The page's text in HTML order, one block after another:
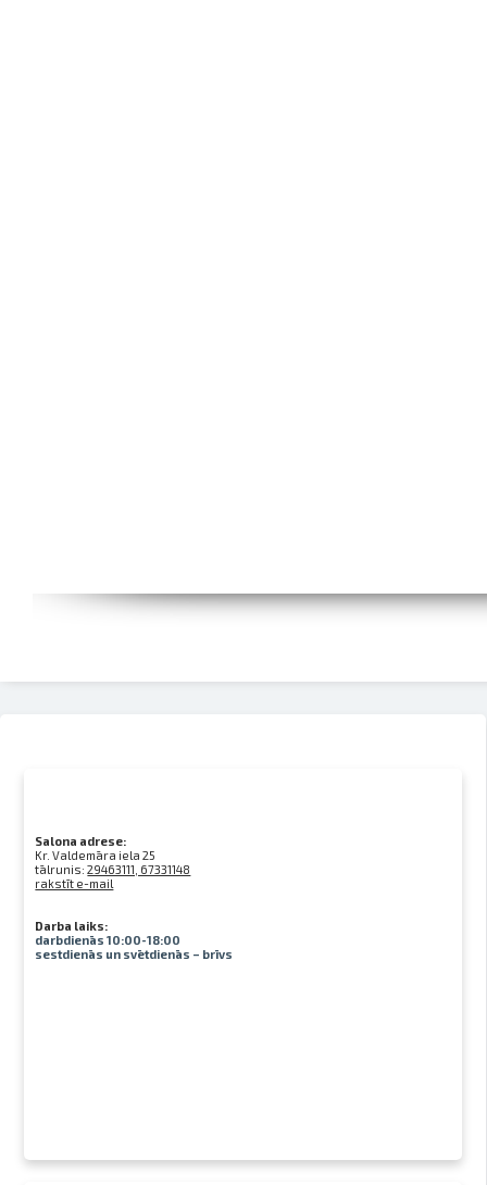
Salona adrese:
Kr. Valdemāra iela 25
tālrunis:29463111, 67331148
rakstīt e-mail
Darba laiks:
darbdienās 10:00-18:00
sestdienās un svētdienās – brīvs